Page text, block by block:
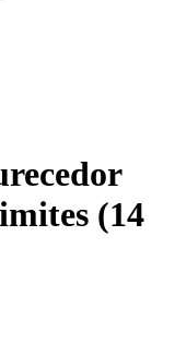
(14